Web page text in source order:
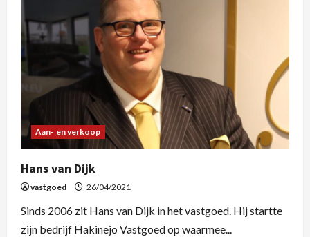
Aan- en verkoop
Hans van Dijk
vastgoed 26/04/2021
Sinds 2006 zit Hans van Dijk in het vastgoed. Hij startte
zijn bedrijf Hakinejo Vastgoed op waarmee...